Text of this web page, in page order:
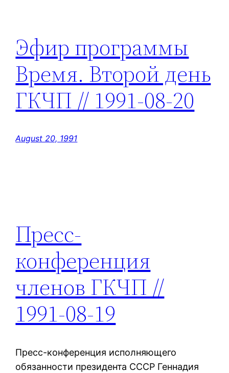
Эфир программы
Время. Второй день
ГКЧП // 1991-08-20
August 20, 1991
Пресс-
конференция
членов ГКЧП //
1991-08-19
Пресс-конференция исполняющего
обязанности президента СССР Геннадия